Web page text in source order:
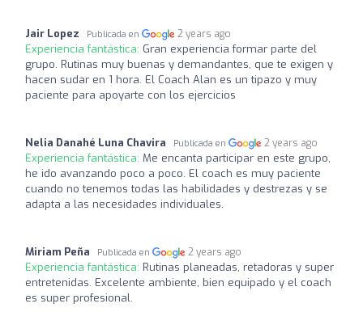
Jair Lopez Publicada en 2 years ago
Experiencia fantástica: Gran experiencia formar parte del
grupo. Rutinas muy buenas y demandantes, que te exigen y
hacen sudar en 1 hora. El Coach Alan es un tipazo y muy
paciente para apoyarte con los ejercicios
Nelia Danahé Luna Chavira Publicada en 2 years ago
Experiencia fantástica: Me encanta participar en este grupo,
he ido avanzando poco a poco. El coach es muy paciente
cuando no tenemos todas las habilidades y destrezas y se
adapta a las necesidades individuales.
Miriam Peña Publicada en 2 years ago
Experiencia fantástica: Rutinas planeadas, retadoras y super
entretenidas. Excelente ambiente, bien equipado y el coach
es super profesional.